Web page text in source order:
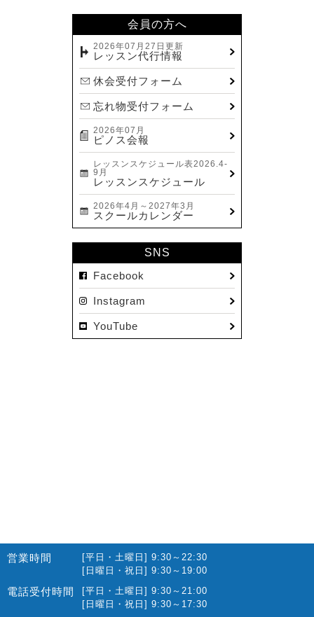
会員の方へ
2026年07月27日更新
レッスン代行情報
休会受付フォーム
忘れ物受付フォーム
2026年07月
ピノス会報
レッスンスケジュール表2026.4-
9月
レッスンスケジュール
2026年4月～2027年3月
スクールカレンダー
SNS
Facebook
Instagram
YouTube
営業時間
[平日・土曜日] 9:30～22:30
[日曜日・祝日] 9:30～19:00
電話受付時間
[平日・土曜日] 9:30～21:00
[日曜日・祝日] 9:30～17:30